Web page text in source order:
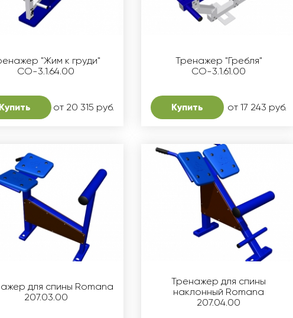
"Жим к груди"
СО-3.1.64.00
от 20 315 руб.
Тренажер "Гребля"
СО-3.1.61.00
Купить от 17 243 руб.
для спины Romana
207.03.00
Тренажер для спины
наклонный Romana
207.04.00